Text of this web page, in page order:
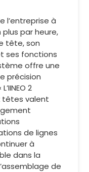
l’entreprise à
par heure,
tête, son
ses fonctions
offre une
précision
2
têtes valent
de lignes
à
dans la
de